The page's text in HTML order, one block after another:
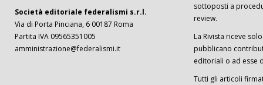
Società editoriale federalismi s.r.l.
Via di Porta Pinciana, 6 00187 Roma
Partita IVA 09565351005
amministrazione@federalismi.it
sottoposti a
review.
La Rivista riceve
pubblicano
editoriali o ad esse
Tutti gli articoli